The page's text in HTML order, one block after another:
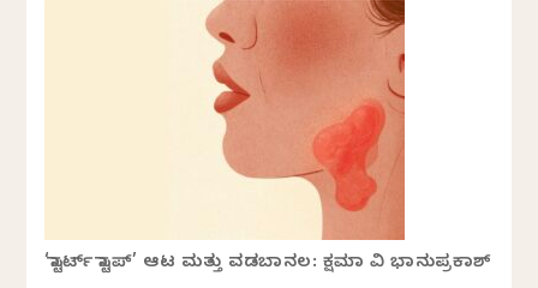
‘ಸ್ಟಾರ್ಟ್ ಸ್ಟಾಪ್’ ಆಟ ಮತ್ತು ವಡಬಾನಲ: ಕ್ಷಮಾ ವಿ ಭಾನುಪ್ರಕಾಶ್